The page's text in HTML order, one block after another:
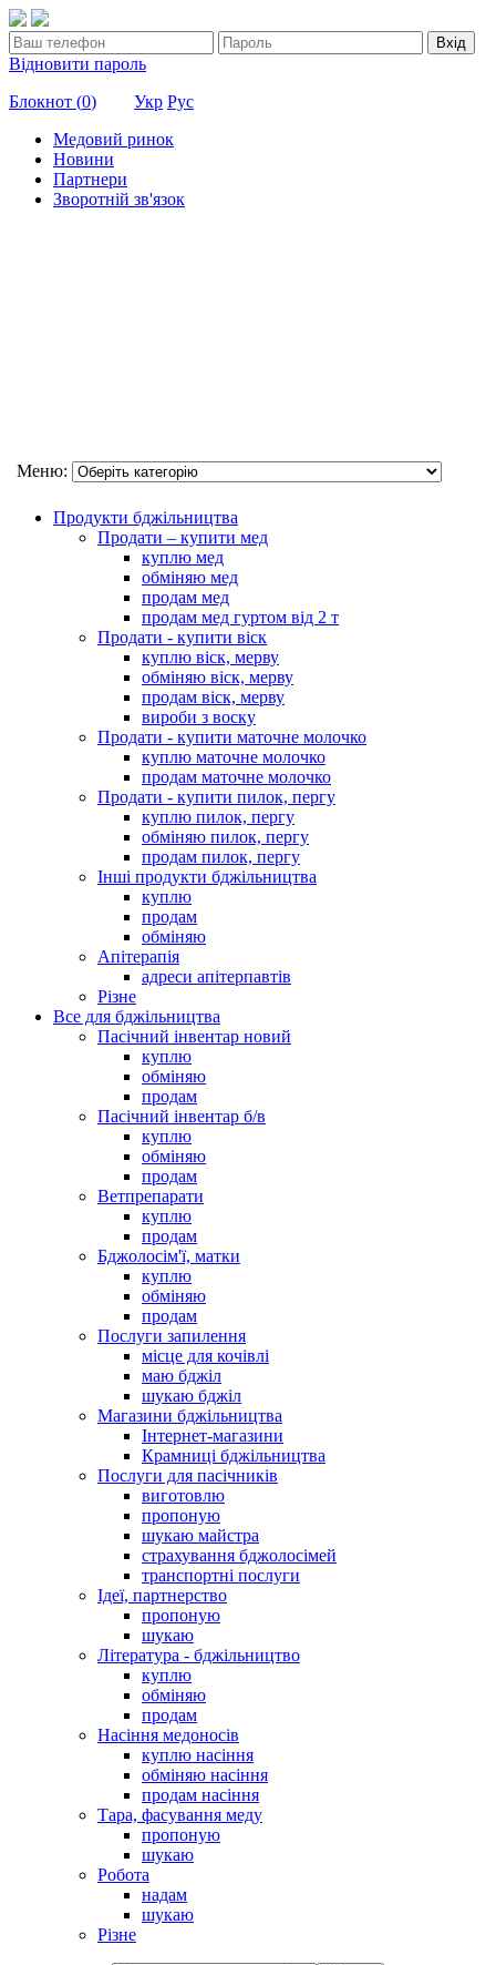
Вхід
Відновити пароль
Блокнот (0) Укр Рус
Медовий ринок
Новини
Партнери
Зворотній зв'язок
Меню:
Продукти бджільництва
Продати – купити мед
куплю мед
обміняю мед
продам мед
продам мед гуртом від 2 т
Продати - купити віск
куплю віск, мерву
обміняю віск, мерву
продам віск, мерву
вироби з воску
Продати - купити маточне молочко
куплю маточне молочко
продам маточне молочко
Продати - купити пилок, пергу
куплю пилок, пергу
обміняю пилок, пергу
продам пилок, пергу
Інші продукти бджільництва
куплю
продам
обміняю
Апітерапія
адреси апітерпавтів
Різне
Все для бджільництва
Пасічний інвентар новий
куплю
обміняю
продам
Пасічний інвентар б/в
куплю
обміняю
продам
Ветпрепарати
куплю
продам
Бджолосім'ї, матки
куплю
обміняю
продам
Послуги запилення
місце для кочівлі
маю бджіл
шукаю бджіл
Магазини бджільництва
Інтернет-магазини
Крамниці бджільництва
Послуги для пасічників
виготовлю
пропоную
шукаю майстра
страхування бджолосімей
транспортні послуги
Ідеї, партнерство
пропоную
шукаю
Література - бджільництво
куплю
обміняю
продам
Насіння медоносів
куплю насіння
обміняю насіння
продам насіння
Тара, фасування меду
пропоную
шукаю
Робота
надам
шукаю
Різне